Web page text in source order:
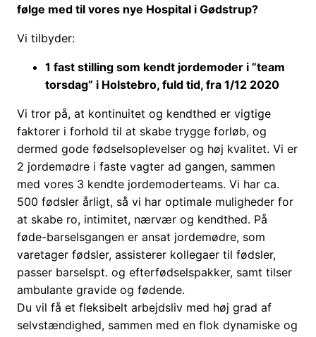
følge med til vores nye Hospital i Gødstrup?
Vi tilbyder:
1 fast stilling som kendt jordemoder i ”team
torsdag” i Holstebro, fuld tid, fra 1/12 2020
Vi tror på, at kontinuitet og kendthed er vigtige
faktorer i forhold til at skabe trygge forløb, og
dermed gode fødselsoplevelser og høj kvalitet. Vi er
2 jordemødre i faste vagter ad gangen, sammen
med vores 3 kendte jordemoderteams. Vi har ca.
500 fødsler årligt, så vi har optimale muligheder for
at skabe ro, intimitet, nærvær og kendthed. På
føde-barselsgangen er ansat jordemødre, som
varetager fødsler, assisterer kollegaer til fødsler,
passer barselspt. og efterfødselspakker, samt tilser
ambulante gravide og fødende.
Du vil få et fleksibelt arbejdsliv med høj grad af
selvstændighed, sammen med en flok dynamiske og